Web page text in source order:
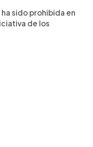
sido prohibida en
de los